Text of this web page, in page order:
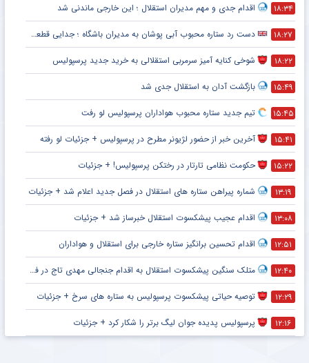
۱۸:۳۴ اقدام جدی و مهم مدیران استقلال ؛ این خارجی ماندنی شد
۱۸:۲۷ دست رد ستاره محبوب آبی پوشان به مدیران باشگاه ؛ جدایی قطعی است !
۱۸:۲۲ شوخی کنایه آمیز سرمربی استقلالی به خرید جدید پرسپولیس
۱۵:۴۹ بازگشت آدان به استقلال جدی شد
۱۵:۴۵ تیم جدید ستاره محبوب هواداران پرسپولیس لو رفت
۱۵:۴۱ آخرین خبر از حضور لژیونر مطرح در پرسپولیس + جزئیات لو رفته
۱۵:۲۲ حکومت نظامی تارتار در رختکن پرسپولیس! + جزئیات
۱۳:۱۹ شماره پیراهن ستاره های استقلال در فصل جدید اعلام شد + جزئیات
۱۳:۰۸ اقدام عجیب پیشکسوت استقلال خبرساز شد + جزئیات
۱۲:۵۱ اقدام تحسین برانگیز ستاره خارجی برای استقلال و هواداران
۱۲:۴۰ متلک سنگین پیشکسوت استقلال به اقدام جنجالی مهدی تاج در فدراسیون فوتبال
۱۲:۲۹ توصیه حیاتی پیشکسوت پرسپولیس به ستاره های سرخ + جزئیات
۱۲:۱۶ پرسپولیس پدیده جوان لیگ برتر را شکار کرد + جزئیات